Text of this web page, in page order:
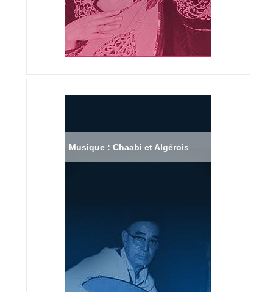
Musique : Chaabi et Algérois